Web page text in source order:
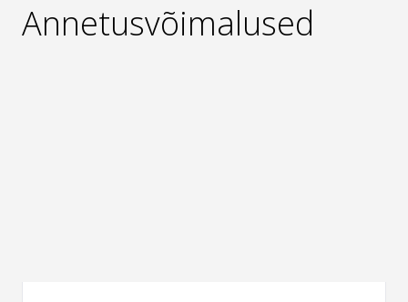
Annetusvõimalused